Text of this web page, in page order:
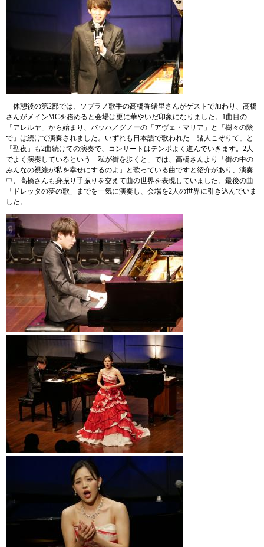
休憩後の第2部では、ソプラノ歌手の高橋香緒里さんがゲストで加わり、高橋
さんがメインMCを務めると会場は更に華やいだ印象になりました。1曲目の
「アレルヤ」から始まり、バッハ／グノーの「アヴェ・マリア」と「樹々の陰
で」は続けて演奏されました。いずれも日本語で歌われた「諸人こぞりて」と
「聖夜」も2曲続けての演奏で、コンサートはテンポよく進んでいきます。2人
でよく演奏しているという「私が街を歩くと」では、高橋さんより「街の中の
みんなの視線が私を幸せにするのよ」と歌っている曲ですと紹介があり、演奏
中、高橋さんも身振り手振りを交えて曲の世界を表現していました。最後の曲
「ドレッタの夢の歌」までを一気に演奏し、会場を2人の世界に引き込んでいま
した。